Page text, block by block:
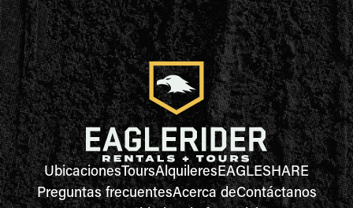
UbicacionesToursAlquileresEAGLESHARE
Preguntas frecuentesAcerca deContáctanos